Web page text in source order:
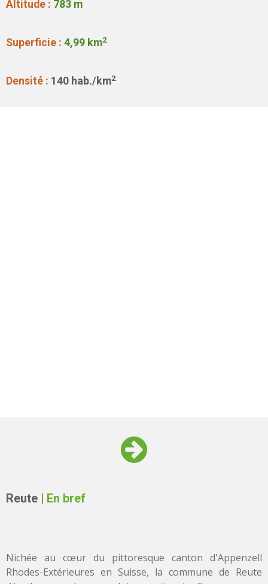
Altitude : 783 m
Superficie : 4,99 km2
Densité : 140 hab./km2
Reute En bref
Nichée au cœur du pittoresque canton d'Appenzell
Rhodes-Extérieures en Suisse, la commune de Reute